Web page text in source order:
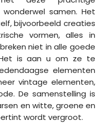
samen. Het
bijvoorbeeld creaties
vormen, alles in
niet in alle goede
is aan u om ze te
elementen
vintage elementen,
De samenstelling is
en witte, groene en
wordt vergroot.